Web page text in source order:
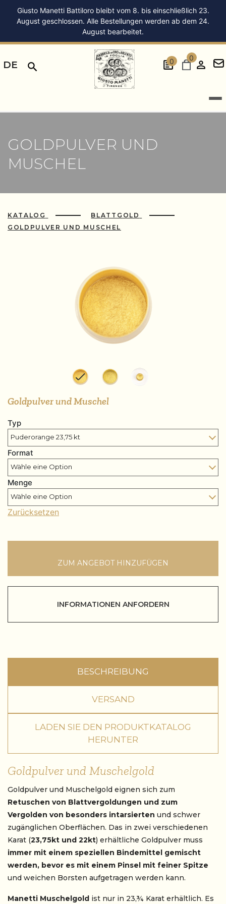
Giusto Manetti Battiloro bleibt vom 8. bis einschließlich 23.
August geschlossen. Alle Bestellungen werden ab dem 24.
August bearbeitet.
DE 0 0
GOLDPULVER UND
MUSCHEL
KATALOG
BLATTGOLD
GOLDPULVER UND MUSCHEL
Goldpulver und Muschel
Typ
Format
Menge
Zurücksetzen
ZUM ANGEBOT HINZUFÜGEN
INFORMATIONEN ANFORDERN
BESCHREIBUNG
VERSAND
LADEN SIE DEN PRODUKTKATALOG
HERUNTER
Goldpulver und Muschelgold
Goldpulver und Muschelgold eignen sich zum
Retuschen von Blattvergoldungen und zum
Vergolden von besonders intarsierten und schwer
zugänglichen Oberflächen. Das in zwei verschiedenen
Karat (23,75kt und 22kt) erhältliche Goldpulver muss
immer mit einem speziellen Bindemittel gemischt
werden, bevor es mit einem Pinsel mit feiner Spitze
und weichen Borsten aufgetragen werden kann.
Manetti Muschelgold ist nur in 23,¾ Karat erhältlich. Es